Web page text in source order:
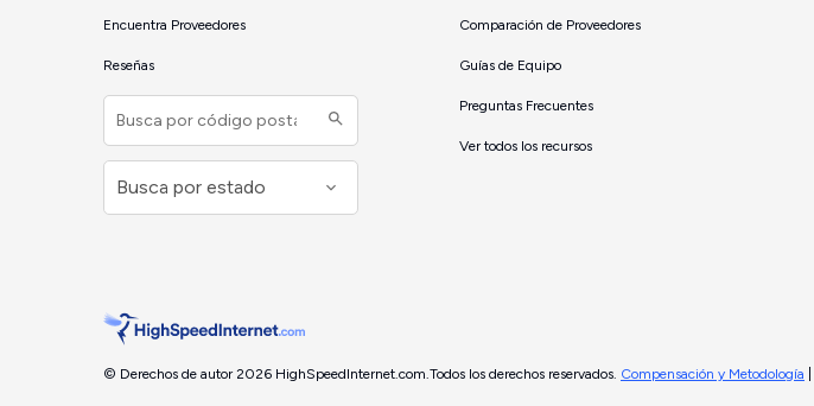
Encuentra Proveedores
Reseñas
Comparación de Proveedores
Guías de Equipo
Preguntas Frecuentes
Ver todos los recursos
© Derechos de autor 2026 HighSpeedInternet.com.Todos los derechos reservados. Compensación y Metodología